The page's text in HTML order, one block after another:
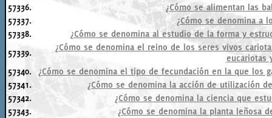
57336.
¿Cómo se alimentan las
57337.
¿Cómo se denomina a
57338.
¿Cómo se denomina al estudio de la forma y
57339.
¿Cómo se denomina el reino de los seres vivos
eucariotas
57340.
¿Cómo se denomina el tipo de fecundación en la que los
57341.
¿Cómo se denomina la acción de utilización
57342.
¿Cómo se denomina la ciencia que
57343.
¿Cómo se denomina la planta leñosa